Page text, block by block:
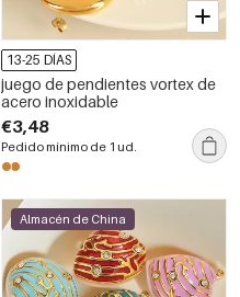
13-25 DÍAS
juego de pendientes vortex de
acero inoxidable
€3,48
Pedido mínimo de 1 ud.
Almacén de China